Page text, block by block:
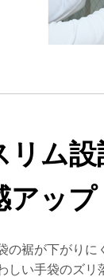
リム
アップ
の裾が下がりに
しい手袋のズリ